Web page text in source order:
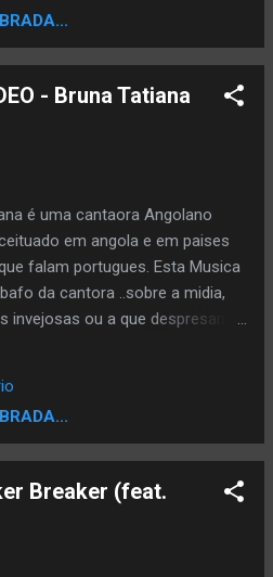
tentar fazer uma aparição
história de apenas isso.
para download gratuito em
href="http://die-
(Single and
a&amp;amp;amp;gt;&lt;/p
- Bruna Tatiana
é uma cantaora Angolano
em angola e em paises
falam portugues. Esta Musica
da cantora ..sobre a midia,
invejosas ou a que despresam..e
canta mtooooo...!!!!
Breaker (feat.